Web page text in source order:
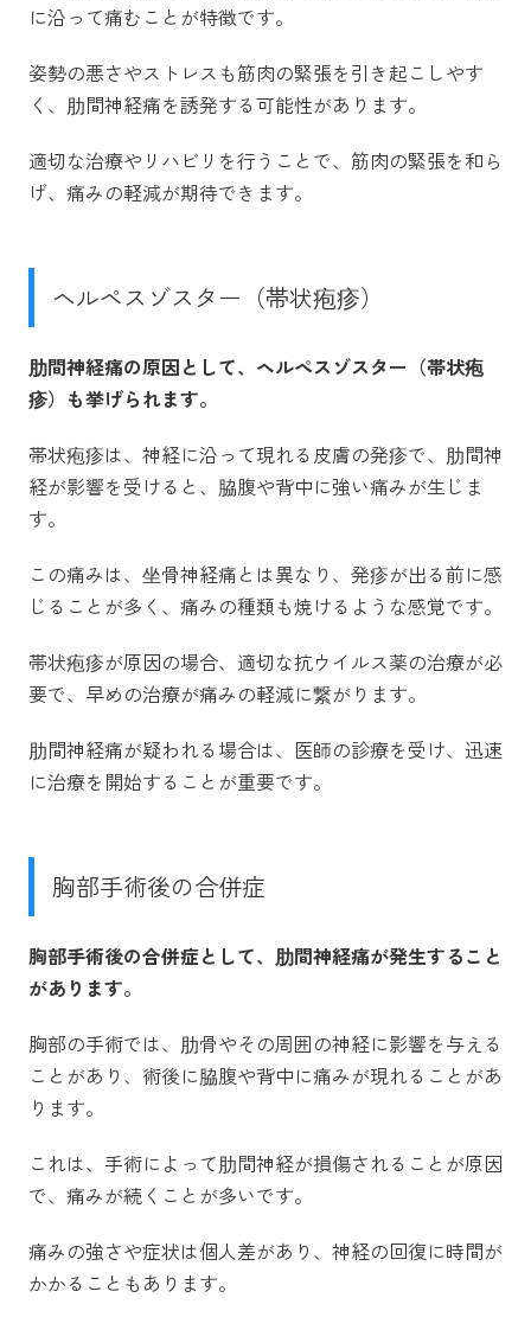
に沿って痛むことが特徴です。
姿勢の悪さやストレスも筋肉の緊張を引き起こしやす
く、肋間神経痛を誘発する可能性があります。
適切な治療やリハビリを行うことで、筋肉の緊張を和ら
げ、痛みの軽減が期待できます。
ヘルペスゾスター（帯状疱疹）
肋間神経痛の原因として、ヘルペスゾスター（帯状疱
疹）も挙げられます。
帯状疱疹は、神経に沿って現れる皮膚の発疹で、肋間神
経が影響を受けると、脇腹や背中に強い痛みが生じま
す。
この痛みは、坐骨神経痛とは異なり、発疹が出る前に感
じることが多く、痛みの種類も焼けるような感覚です。
帯状疱疹が原因の場合、適切な抗ウイルス薬の治療が必
要で、早めの治療が痛みの軽減に繋がります。
肋間神経痛が疑われる場合は、医師の診療を受け、迅速
に治療を開始することが重要です。
胸部手術後の合併症
胸部手術後の合併症として、肋間神経痛が発生すること
があります。
胸部の手術では、肋骨やその周囲の神経に影響を与える
ことがあり、術後に脇腹や背中に痛みが現れることがあ
ります。
これは、手術によって肋間神経が損傷されることが原因
で、痛みが続くことが多いです。
痛みの強さや症状は個人差があり、神経の回復に時間が
かかることもあります。